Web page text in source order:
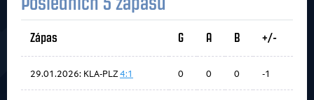
Zápas G A B +/-
29.01.2026: KLA-PLZ4:1 0 0 0 -1